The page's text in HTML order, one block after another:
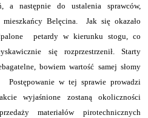
a następnie do ustalenia sprawców,
Belęcina. Jak się okazało
petardy w kierunku stogu, co
się rozprzestrzenił.
Starty
bowiem wartość samej słomy
w tej sprawie prowadzi
wyjaśnione zostaną okoliczności
materiałów pirotechnicznych